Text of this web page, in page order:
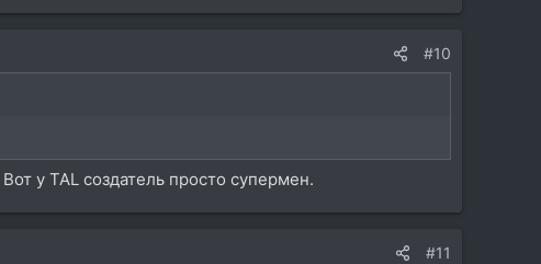
#10
у TAL создатель просто супермен.
#11